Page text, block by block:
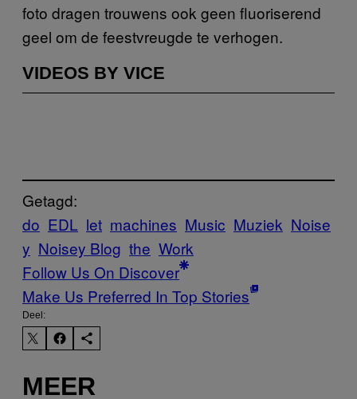
foto dragen trouwens ook geen fluoriserend
geel om de feestvreugde te verhogen.
VIDEOS BY VICE
Getagd:
do EDL let machines Music Muziek Noise
y Noisey Blog the Work
Follow Us On Discover
Make Us Preferred In Top Stories
Deel:
MEER